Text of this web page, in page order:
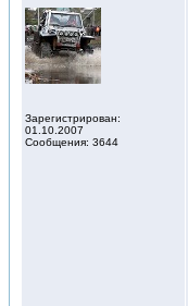
Зарегистрирован:
01.10.2007
Сообщения: 3644